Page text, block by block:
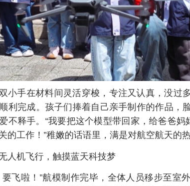
小手在材料间灵活穿梭，专注又认真，没过
利完成。孩子们捧着自己亲手制作的作品，
不释手。“我要把这个模型带回家，给爸爸妈
的工作！”稚嫩的话语里，满是对航空航天的热
人机飞行，触摸蓝天科技梦
要飞啦！”航模制作完毕，全体人员移步至室